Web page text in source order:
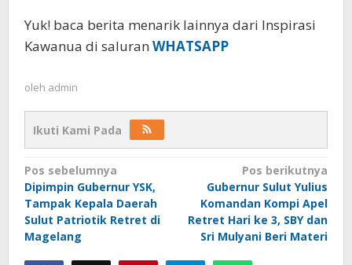
Yuk! baca berita menarik lainnya dari Inspirasi
Kawanua di saluran WHATSAPP
oleh admin
Ikuti Kami Pada
Navigasi
pos
Pos sebelumnya
Dipimpin Gubernur YSK,
Tampak Kepala Daerah
Sulut Patriotik Retret di
Magelang
Pos berikutnya
Gubernur Sulut Yulius
Komandan Kompi Apel
Retret Hari ke 3, SBY dan
Sri Mulyani Beri Materi